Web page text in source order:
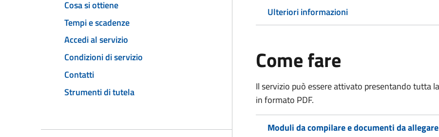
Cosa si ottiene
Tempi e scadenze
Accedi al servizio
Condizioni di servizio
Contatti
Strumenti di tutela
Ulteriori informazioni
Come fare
Il servizio può essere attivato presentando tutta
in formato PDF.
Moduli da compilare e documenti da allegare